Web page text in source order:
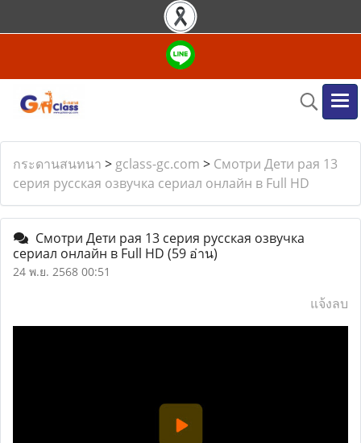
กระดานสนทนา > gclass-gc.com > Смотри Дети рая 13
серия русская озвучка сериал онлайн в Full HD
Смотри Дети рая 13 серия русская озвучка
сериал онлайн в Full HD (59 อ่าน)
24 พ.ย. 2568 00:51
แจ้งลบ